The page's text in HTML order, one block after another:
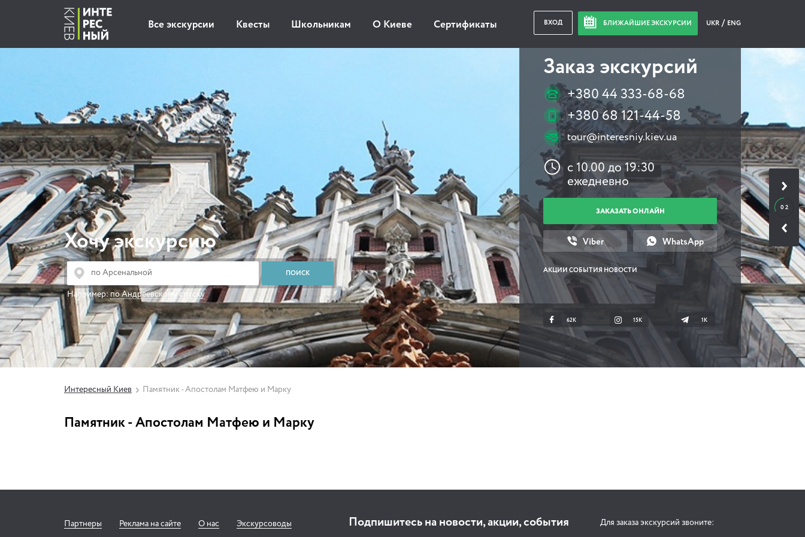
Все экскурсии Квесты Школьникам О Киеве Сертификаты ВХОД БЛИЖАЙШИЕ ЭКСКУРСИИ UKR ENG
0 2
Хочу экскурсию
Например: по Андреевскому спуску
Заказ экскурсий
+380 44 333-68-68
+380 68 121-44-58
tour@interesniy.kiev.ua
с 10.00 до 19:30
ежедневно
ЗАКАЗАТЬ ОНЛАЙН
Viber WhatsApp
АКЦИИ СОБЫТИЯ НОВОСТИ
62K 15K 1К
Интересный Киев Памятник - Апостолам Матфею и Марку
Памятник - Апостолам Матфею и Марку
Партнеры Реклама на сайте О нас Экскурсоводы Подпишитесь на новости, акции, события Для заказа экскурсий звоните: